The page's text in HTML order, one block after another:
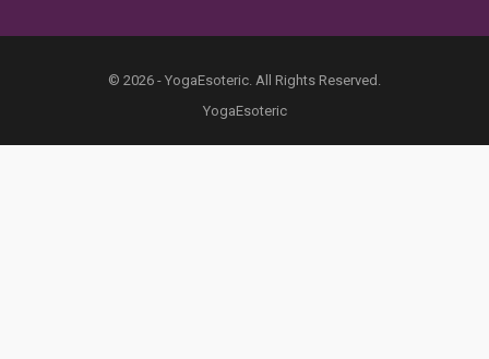
© 2026 - YogaEsoteric. All Rights Reserved.
YogaEsoteric